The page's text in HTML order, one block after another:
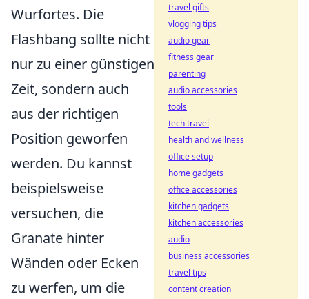
Wurfortes. Die
Flashbang sollte nicht
nur zu einer günstigen
Zeit, sondern auch
aus der richtigen
Position geworfen
werden. Du kannst
beispielsweise
versuchen, die
Granate hinter
Wänden oder Ecken
zu werfen, um die
travel gifts
vlogging tips
audio gear
fitness gear
parenting
audio accessories
tools
tech travel
health and wellness
office setup
home gadgets
office accessories
kitchen gadgets
kitchen accessories
audio
business accessories
travel tips
content creation